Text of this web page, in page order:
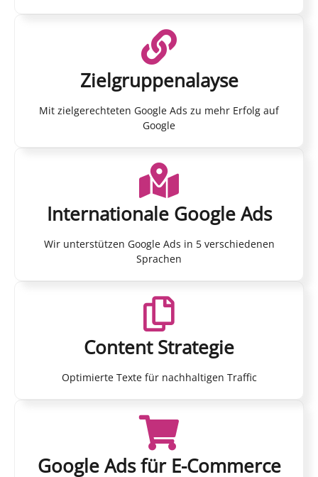
Zielgruppenalayse
Mit zielgerechteten Google Ads zu mehr Erfolg auf
Google
Internationale Google Ads
Wir unterstützen Google Ads in 5 verschiedenen
Sprachen
Content Strategie
Optimierte Texte für nachhaltigen Traffic
Google Ads für E-Commerce